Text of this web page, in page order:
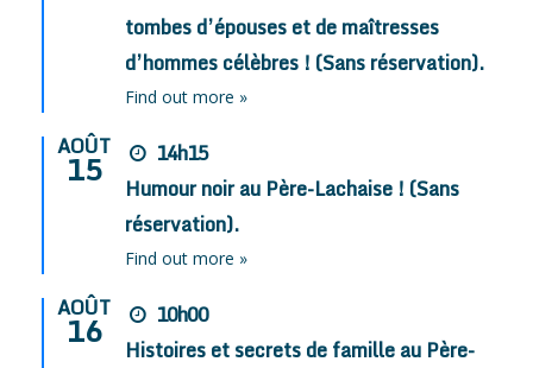
tombes d’épouses et de maîtresses
d’hommes célèbres ! (Sans réservation).
Find out more »
AOÛT
15
14h15
Humour noir au Père-Lachaise ! (Sans
réservation).
Find out more »
AOÛT
16
10h00
Histoires et secrets de famille au Père-